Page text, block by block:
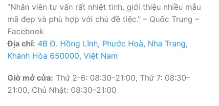
“Nhân viên tư vấn rất nhiệt tình, giới thiệu nhiều mẫu
mã đẹp và phù hợp với chủ đề tiệc.” – Quốc Trung –
Facebook
Địa chỉ: 4B Đ. Hồng Lĩnh, Phước Hoà, Nha Trang,
Khánh Hòa 650000, Việt Nam
Giờ mở cửa: Thứ 2-6: 08:30–21:00, Thứ 7: 08:30–
21:00, Chủ Nhật: 08:30–21:00